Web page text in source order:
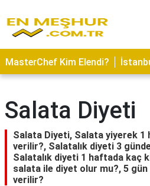
ASTROLOJİ
SAĞLIK
TARİFLERİ
GEZİLECEK
YERLER
CİLT
BAKIMI
MasterChef Kim Elendi?
Salata Diyeti
Salata Diyeti, Salata yiyerek 1
verilir?, Salatalık diyeti 3
Salatalık diyeti 1 haftada kaç
salata ile diyet olur mu?, 5
verilir?